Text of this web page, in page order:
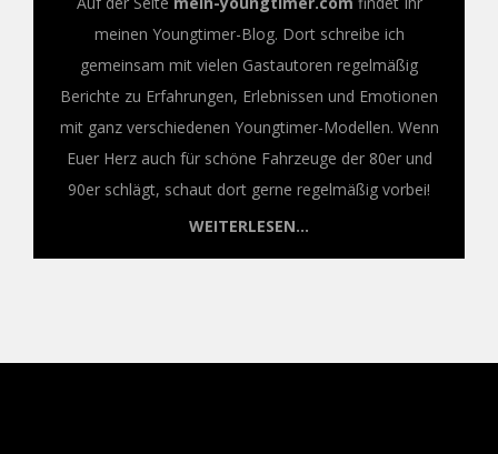
meinen Youngtimer-Blog. Dort schreibe ich
gemeinsam mit vielen Gastautoren regelmäßig
Berichte zu Erfahrungen, Erlebnissen und Emotionen
mit ganz verschiedenen Youngtimer-Modellen. Wenn
Euer Herz auch für schöne Fahrzeuge der 80er und
90er schlägt, schaut dort gerne regelmäßig vorbei!
WEITERLESEN...